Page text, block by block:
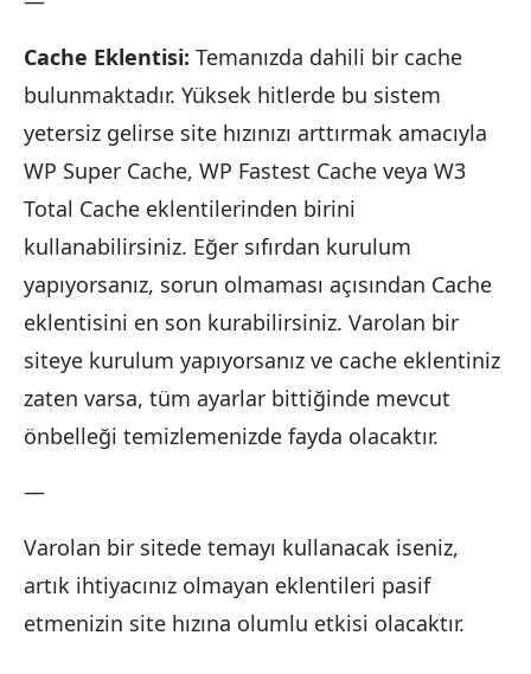
Cache Eklentisi: Temanızda dahili bir cache
bulunmaktadır. Yüksek hitlerde bu sistem
yetersiz gelirse site hızınızı arttırmak amacıyla
WP Super Cache, WP Fastest Cache veya W3
Total Cache eklentilerinden birini
kullanabilirsiniz. Eğer sıfırdan kurulum
yapıyorsanız, sorun olmaması açısından Cache
eklentisini en son kurabilirsiniz. Varolan bir
siteye kurulum yapıyorsanız ve cache eklentiniz
zaten varsa, tüm ayarlar bittiğinde mevcut
önbelleği temizlemenizde fayda olacaktır.
—
Varolan bir sitede temayı kullanacak iseniz,
artık ihtiyacınız olmayan eklentileri pasif
etmenizin site hızına olumlu etkisi olacaktır.